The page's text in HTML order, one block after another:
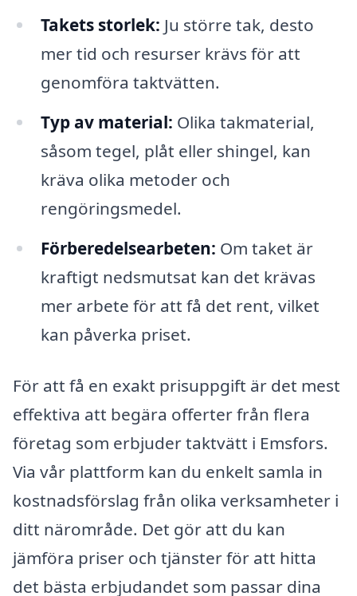
Takets storlek: Ju större tak, desto
mer tid och resurser krävs för att
genomföra taktvätten.
Typ av material: Olika takmaterial,
såsom tegel, plåt eller shingel, kan
kräva olika metoder och
rengöringsmedel.
Förberedelsearbeten: Om taket är
kraftigt nedsmutsat kan det krävas
mer arbete för att få det rent, vilket
kan påverka priset.
För att få en exakt prisuppgift är det mest
effektiva att begära offerter från flera
företag som erbjuder taktvätt i Emsfors.
Via vår plattform kan du enkelt samla in
kostnadsförslag från olika verksamheter i
ditt närområde. Det gör att du kan
jämföra priser och tjänster för att hitta
det bästa erbjudandet som passar dina